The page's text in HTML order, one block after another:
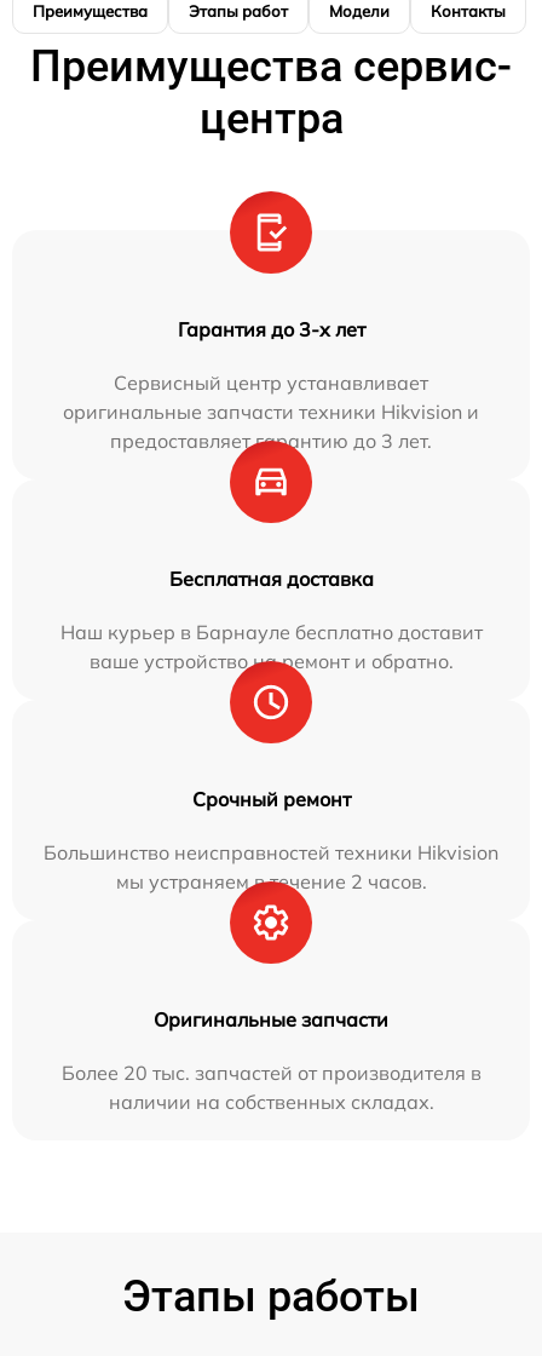
Преимущества Этапы работ Модели Контакты
Преимущества сервис-
центра
Гарантия до 3-х лет
Сервисный центр устанавливает
оригинальные запчасти техники Hikvision и
предоставляет гарантию до 3 лет.
Бесплатная доставка
Наш курьер в Барнауле бесплатно доставит
ваше устройство на ремонт и обратно.
Срочный ремонт
Большинство неисправностей техники Hikvision
мы устраняем в течение 2 часов.
Оригинальные запчасти
Более 20 тыс. запчастей от производителя в
наличии на собственных складах.
Этапы работы